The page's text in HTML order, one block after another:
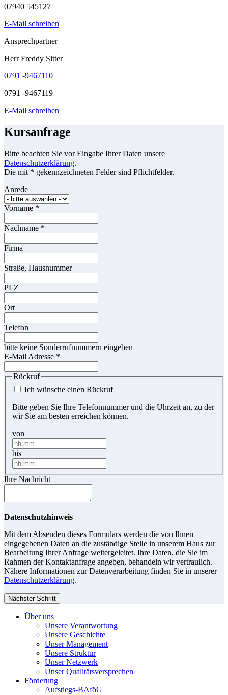
07940 545127
E-Mail schreiben
Ansprechpartner
Herr Freddy Sitter
0791 -9467110
0791 -9467119
E-Mail schreiben
Kursanfrage
Bitte beachten Sie vor Eingabe Ihrer Daten unsere
Datenschutzerklärung.
Die mit * gekennzeichneten Felder sind Pflichtfelder.
Anrede
Vorname *
Nachname *
Firma
Straße, Hausnummer
PLZ
Ort
Telefon
bitte keine Sonderrufnummern eingeben
E-Mail Adresse *
Rückruf
Ich wünsche einen Rückruf
Bitte geben Sie Ihre Telefonnummer und die Uhrzeit an, zu der
wir Sie am besten erreichen können.
von
bis
Ihre Nachricht
Datenschutzhinweis
Mit dem Absenden dieses Formulars werden die von Ihnen
eingegebenen Daten an die zuständige Stelle in unserem Haus zur
Bearbeitung Ihrer Anfrage weitergeleitet. Ihre Daten, die Sie im
Rahmen der Kontaktanfrage angeben, behandeln wir vertraulich.
Nähere Informationen zur Datenverarbeitung finden Sie in unserer
Datenschutzerklärung.
Nächster Schritt
Über uns
Unsere Verantwortung
Unsere Geschichte
Unser Management
Unsere Struktur
Unser Netzwerk
Unser Qualitätsversprechen
Förderung
Aufstiegs-BAföG